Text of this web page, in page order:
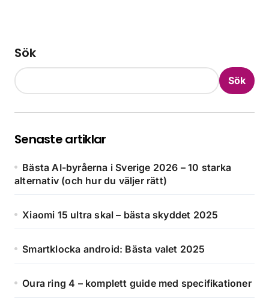
Sök
Sök
Senaste artiklar
Bästa AI-byråerna i Sverige 2026 – 10 starka
alternativ (och hur du väljer rätt)
Xiaomi 15 ultra skal – bästa skyddet 2025
Smartklocka android: Bästa valet 2025
Oura ring 4 – komplett guide med specifikationer